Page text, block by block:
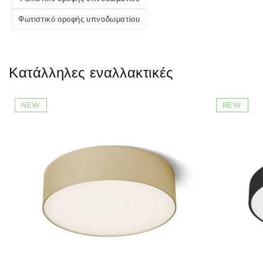
Φωτιστικό οροφής υπνοδωματίου
Κατάλληλες εναλλακτικές
NEW NEW